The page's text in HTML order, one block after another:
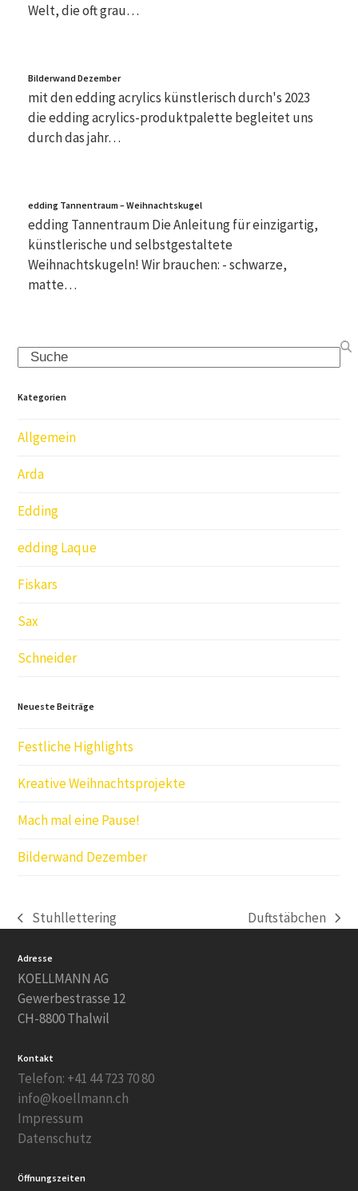
Welt, die oft grau…
Bilderwand Dezember
mit den edding acrylics künstlerisch durch's 2023
die edding acrylics-produktpalette begleitet uns
durch das jahr…
edding Tannentraum – Weihnachtskugel
edding Tannentraum Die Anleitung für einzigartig,
künstlerische und selbstgestaltete
Weihnachtskugeln! Wir brauchen: - schwarze,
matte…
Search
Kategorien
Allgemein
Arda
Edding
edding Laque
Fiskars
Sax
Schneider
Neueste Beiträge
Festliche Highlights
Kreative Weihnachtsprojekte
Mach mal eine Pause!
Bilderwand Dezember
vorheriger
Stuhllettering
Nächster
Duftstäbchen
Adresse
KOELLMANN AG
Gewerbestrasse 12
CH-8800 Thalwil
Kontakt
Telefon: +41 44 723 70 80
info@koellmann.ch
Impressum
Datenschutz
Öffnungszeiten